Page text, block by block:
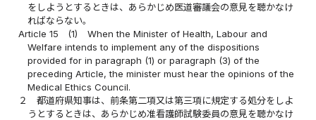
をしようとするときは、あらかじめ医道審議会の意見を聴かなけ
ればならない。
Article 15
(1)
When the Minister of Health, Labour and
Welfare intends to implement any of the dispositions
provided for in paragraph (1) or paragraph (3) of the
preceding Article, the minister must hear the opinions of the
Medical Ethics Council.
２
都道府県知事は、前条第二項又は第三項に規定する処分をしよ
うとするときは、あらかじめ准看護師試験委員の意見を聴かなけ